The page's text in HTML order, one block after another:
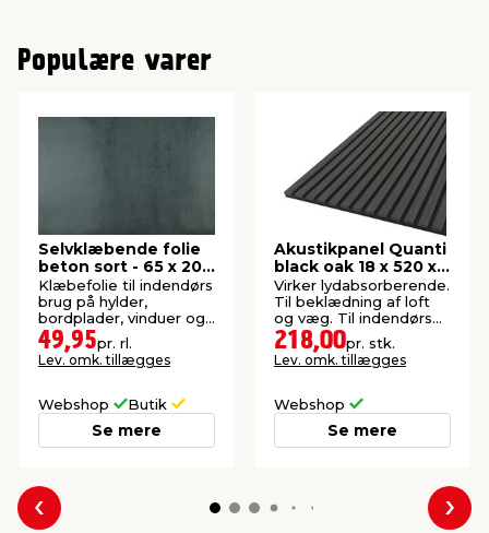
Populære varer
Selvklæbende folie
beton sort - 65 x 200
cm
Klæbefolie til indendørs
brug på hylder,
bordplader, vinduer og
andre glatte overflader.
49,95pr. rl.
Lev. omk. tillægges
Webshop Butik
Se mere
Akustikpanel Quanti
black oak 18 x 520 x
2440 mm
Virker lydabsorberende.
Til beklædning af loft
og væg. Til indendørs
brug. FSC®-mærket.
218,00pr. stk.
Lev. omk. tillægges
Webshop
Se mere
Forrige